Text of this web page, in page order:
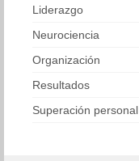
Liderazgo
Neurociencia
Organización
Resultados
Superación personal